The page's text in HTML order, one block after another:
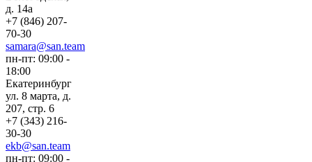
д. 14а
+7 (846) 207-
70-30
samara@san.team
пн-пт: 09:00 -
18:00
Екатеринбург
ул. 8 марта, д.
207, стр. 6
+7 (343) 216-
30-30
ekb@san.team
пн-пт: 09:00 -